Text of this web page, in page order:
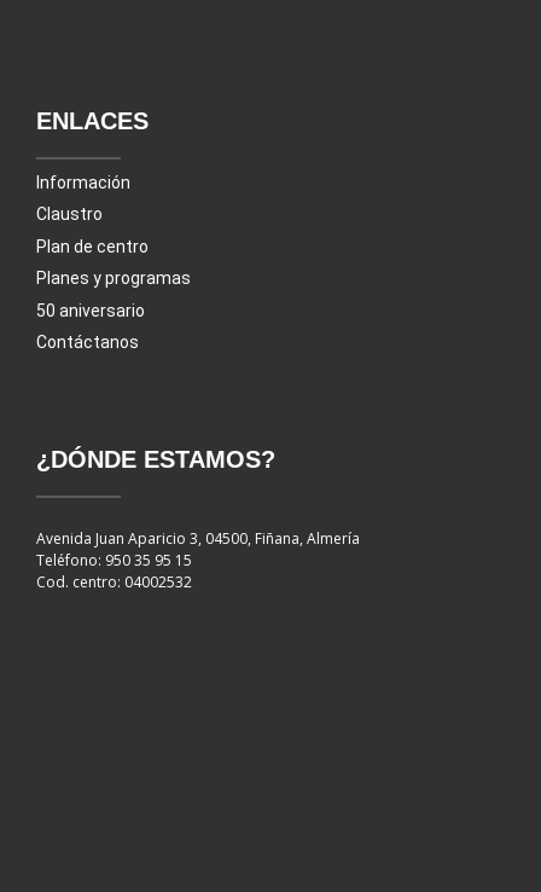
ENLACES
Información
Claustro
Plan de centro
Planes y programas
50 aniversario
Contáctanos
¿DÓNDE ESTAMOS?
Avenida Juan Aparicio 3, 04500, Fiñana, Almería
Teléfono: 950 35 95 15
Cod. centro: 04002532